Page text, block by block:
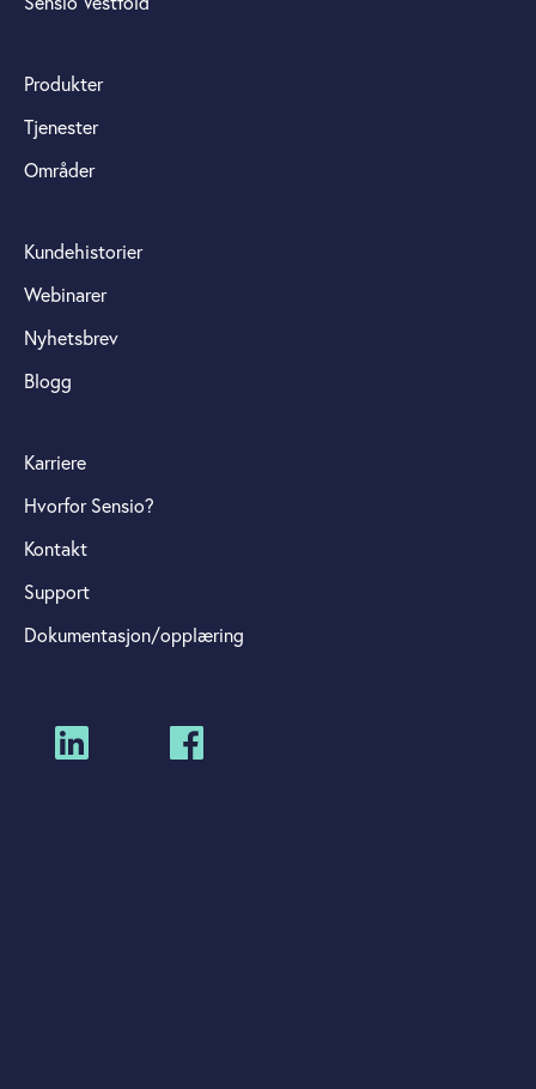
Produkter
Tjenester
Områder
Kundehistorier
Webinarer
Nyhetsbrev
Blogg
Karriere
Hvorfor Sensio?
Kontakt
Support
Dokumentasjon/opplæring